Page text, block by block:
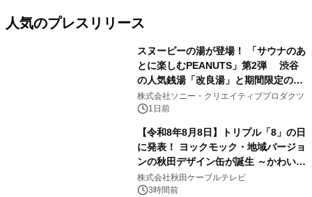
人気のプレスリリース
スヌーピーの湯が登場！ 「サウナのあ
とに楽しむPEANUTS」第2弾 渋谷
の人気銭湯「改良湯」と期間限定のコ
ラボレーション サウナイキタイコラ
ボグッズも発売決定！
株式会社ソニー・クリエイティブプロダクツ
1日前
【令和8年8月8日】トリプル「8」の日
に発表！ ヨックモック・地域バージョ
ンの秋田デザイン缶が誕生 ～かわいい
秋田犬の子犬と秋田の四季と名所を巡
るパッケージ～ 9月1日(火)秋田県内で
株式会社秋田ケーブルテレビ
3時間前